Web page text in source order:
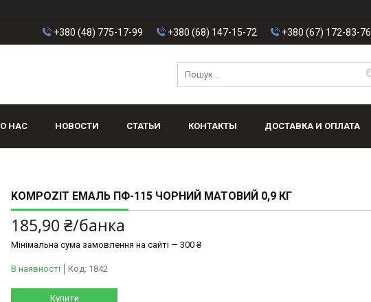
+380 (48) 775-17-99 +380 (68) 147-15-72 +380 (67) 172-83-76
О НАС НОВОСТИ СТАТЬИ КОНТАКТЫ ДОСТАВКА И ОПЛАТА
KOMPOZIT ЕМАЛЬ ПФ-115 ЧОРНИЙ МАТОВИЙ 0,9 КГ
185,90 ₴/банка
Мінімальна сума замовлення на сайті — 300 ₴
В наявності Код: 1842
Купити